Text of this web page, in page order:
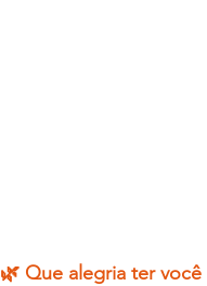
🌿 Que alegria ter